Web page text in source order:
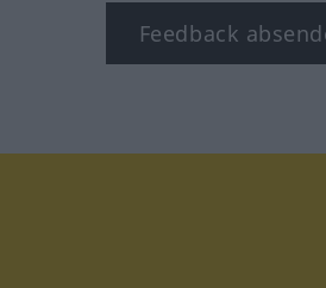
Feedback